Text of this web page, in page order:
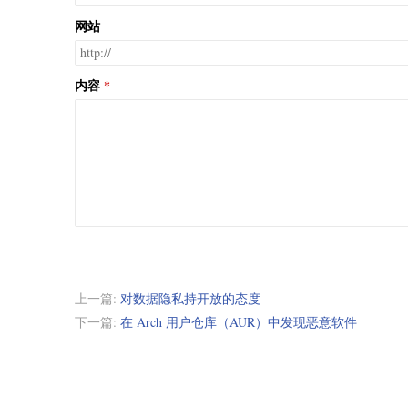
网站
内容
上一篇: 对数据隐私持开放的态度
下一篇: 在 Arch 用户仓库（AUR）中发现恶意软件